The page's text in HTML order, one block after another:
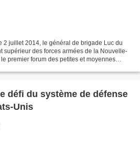
2 juillet 2014, le général de brigade Luc du
supérieur des forces armées de la Nouvelle-
premier forum des petites et moyennes
défi du système de défense
Unis